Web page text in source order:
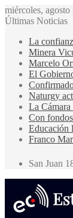
miércoles, agosto
Últimas Noticias
La
Minera
Marcelo
El
Naturgy
La Cámara
Con
Educación
Franco
San Juan